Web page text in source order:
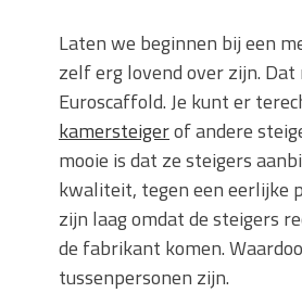
Laten we beginnen bij een
zelf erg lovend over zijn. Dat
Euroscaffold. Je kunt er
kamersteigerof andere
mooie is dat ze steigers
kwaliteit, tegen een eerlijke
zijn laag omdat de steigers
de fabrikant komen.
tussenpersonen zijn.